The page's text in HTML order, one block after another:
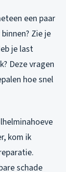
een paar
Zie je
je last
Deze vragen
hoe snel
kom ik
schade